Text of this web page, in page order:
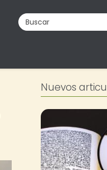
Nuevos